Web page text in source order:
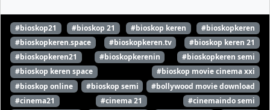
#bioskop21 #bioskop 21 #bioskop keren
#bioskopkeren
#bioskopkeren.space
#bioskopkeren.tv
#bioskop keren 21
#bioskopkeren21
#bioskopkerenin
#bioskopkeren semi
#bioskop keren space
#bioskop movie cinema xxi
#bioskop online
#bioskop semi
#bollywood movie download
#cinema21
#cinema 21
#cinemaindo semi